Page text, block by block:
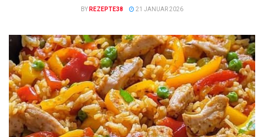
BY REZEPTE38 21 JANUAR 2026